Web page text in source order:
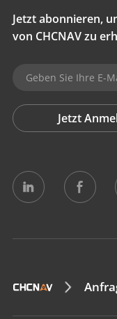
Jetzt abonnieren,
von CHCNAV zu
Jetzt